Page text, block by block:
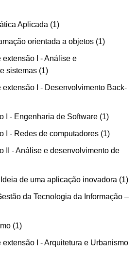
Aplicada 1
orientada a objetos 1
extensão I - Análise e
sistemas 1
extensão I - Desenvolvimento Back-
I - Engenharia de Software 1
I - Redes de computadores 1
II - Análise e desenvolvimento de
de uma aplicação inovadora 1
da Tecnologia da Informação –
1
extensão I - Arquitetura e Urbanismo